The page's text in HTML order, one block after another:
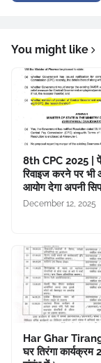
You might like
8th CPC 2025 |
रिवाइज करने पर भी
आयोग देगा अपनी
December 12, 2025
Har Ghar
घर तिरंगा